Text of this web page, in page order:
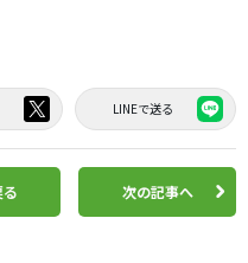
LINEで送る
次の記事へ